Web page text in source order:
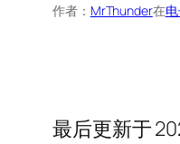
作者： MrThunder在
最后更新于